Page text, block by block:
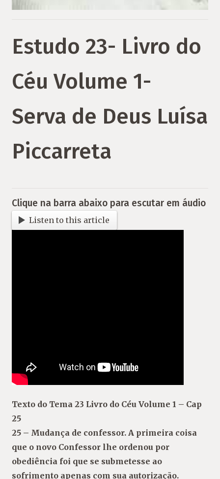
Estudo 23- Livro do
Céu Volume 1-
Serva de Deus Luísa
Piccarreta
Clique na barra abaixo para escutar em áudio
Listen to this article
Texto do Tema 23 Livro do Céu Volume 1 – Cap
25
25 – Mudança de confessor. A primeira coisa
que o novo Confessor lhe ordenou por
obediência foi que se submetesse ao
sofrimento apenas com sua autorização.